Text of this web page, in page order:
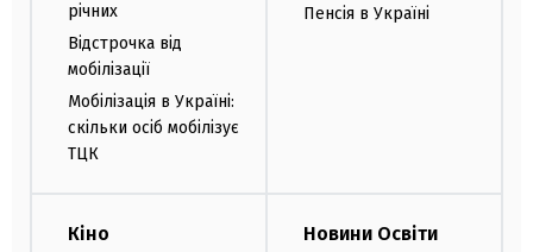
річних
Відстрочка від
мобілізації
Мобілізація в Україні:
скільки осіб мобілізує
ТЦК
Пенсія в Україні
Кіно Новини Освіти